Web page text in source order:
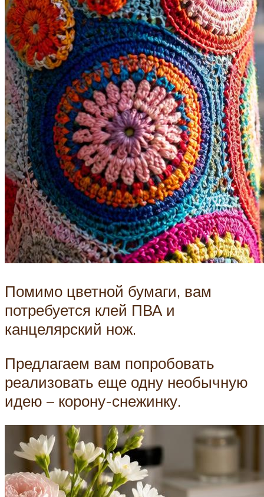
Помимо цветной бумаги, вам
потребуется клей ПВА и
канцелярский нож.
Предлагаем вам попробовать
реализовать еще одну необычную
идею – корону-снежинку.